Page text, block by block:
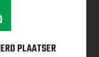
PLAATSER